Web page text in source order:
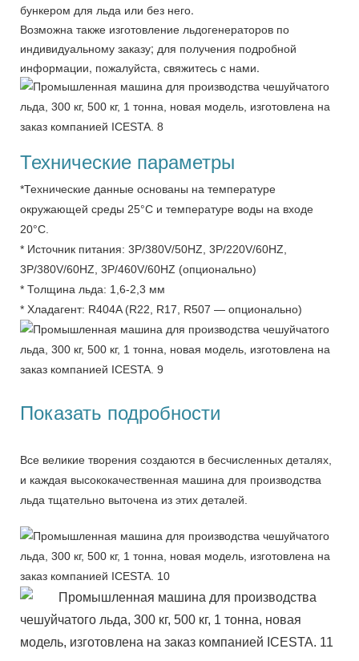
бункером для льда или без него.
Возможна также изготовление льдогенераторов по
индивидуальному заказу; для получения подробной
информации, пожалуйста, свяжитесь с нами.
Технические параметры
*Технические данные основаны на температуре
окружающей среды 25°C и температуре воды на входе
20°C.
* Источник питания: 3P/380V/50HZ, 3P/220V/60HZ,
3P/380V/60HZ, 3P/460V/60HZ (опционально)
* Толщина льда: 1,6-2,3 мм
* Хладагент: R404A (R22, R17, R507 — опционально)
Показать подробности
Все великие творения создаются в бесчисленных деталях,
и каждая высококачественная машина для производства
льда тщательно выточена из этих деталей.